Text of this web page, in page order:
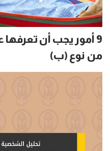
9 أمور يجب أن
من نوع (ب)